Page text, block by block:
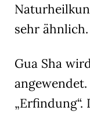
sehr ähnlich.
Gua Sha